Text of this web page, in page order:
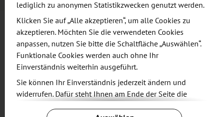
Informationen und Zielsetzung
Sie interessieren sich für den Markteinstieg in
Österreich oder möchten Ihre Aktivitäten in der
„Alpenrepublik“ ausbauen? Sie wollen sich über
potenzielle Absatzmärkte informieren oder suchen
lediglich zu anonymen Statistikzwecken genutzt werden.
Klicken Sie auf „Alle akzeptieren“, um alle Cookies zu
akzeptieren. Möchten Sie die verwendeten Cookies
anpassen, nutzen Sie bitte die Schaltfläche „Auswählen“.
Funktionale Cookies werden auch ohne Ihr
Einverständnis weiterhin ausgeführt.
Sie können Ihr Einverständnis jederzeit ändern und
widerrufen. Dafür steht Ihnen am Ende der Seite die